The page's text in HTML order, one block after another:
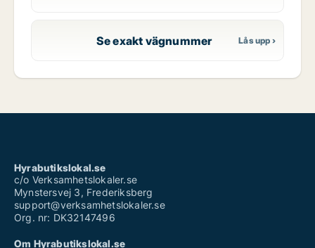
Se exakt vägnummer
Hyrabutikslokal.se
c/o Verksamhetslokaler.se
Mynstersvej 3, Frederiksberg
support@verksamhetslokaler.se
Org. nr: DK32147496
Om Hyrabutikslokal.se